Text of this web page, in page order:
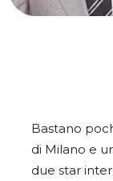
Bastano
di Milano e
due star